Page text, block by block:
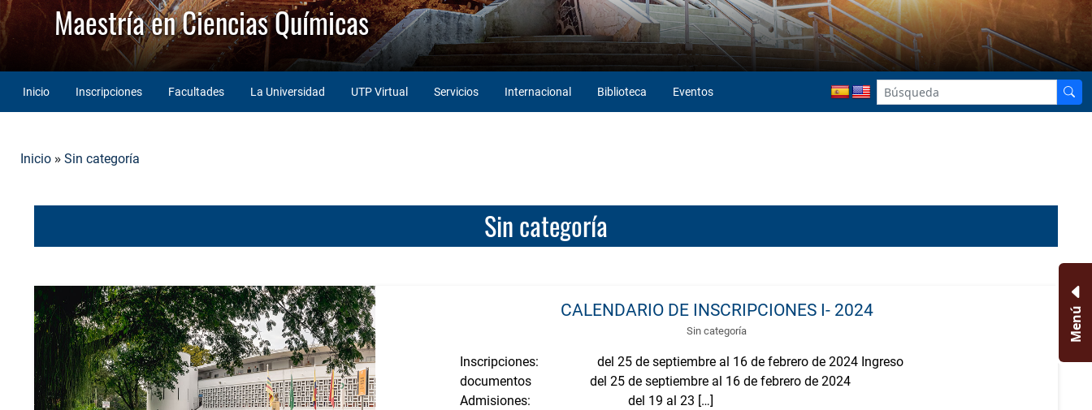
Maestría en Ciencias Químicas
Inicio Inscripciones Facultades La Universidad UTP Virtual Servicios Internacional Biblioteca Eventos
Inicio » Sin categoría
Sin categoría
CALENDARIO DE INSCRIPCIONES I- 2024
Sin categoría
Inscripciones: del 25 de septiembre al 16 de febrero de 2024 Ingreso
documentos del 25 de septiembre al 16 de febrero de 2024
Admisiones: del 19 al 23 […]
Menú